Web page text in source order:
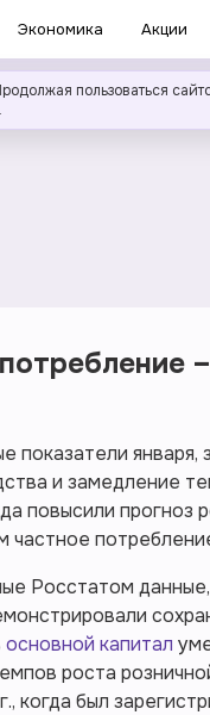
Экономика Акции
пользоваться
.
показатели
и замедление
повысили прогноз
частное
Росстатом
основной капитал
роста
когда был